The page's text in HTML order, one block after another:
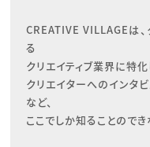
CREATIVE VILLAGEは
る
クリエイティブ業界に特化
クリエイターへのインタ
など、
ここでしか知ることので